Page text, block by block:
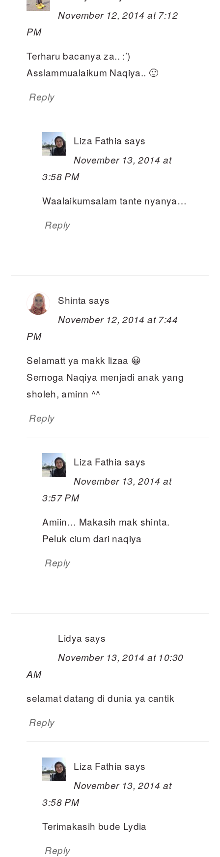
November 12, 2014 at 7:12
PM
Terharu bacanya za.. :’)
Asslammualaikum Naqiya.. 🙂
Reply
Liza Fathia says
November 13, 2014 at
3:58 PM
Waalaikumsalam tante nyanya…
Reply
Shinta says
November 12, 2014 at 7:44
PM
Selamatt ya makk lizaa 😀
Semoga Naqiya menjadi anak yang
sholeh, aminn ^^
Reply
Liza Fathia says
November 13, 2014 at
3:57 PM
Amiin… Makasih mak shinta.
Peluk cium dari naqiya
Reply
Lidya says
November 13, 2014 at 10:30
AM
selamat datang di dunia ya cantik
Reply
Liza Fathia says
November 13, 2014 at
3:58 PM
Terimakasih bude Lydia
Reply